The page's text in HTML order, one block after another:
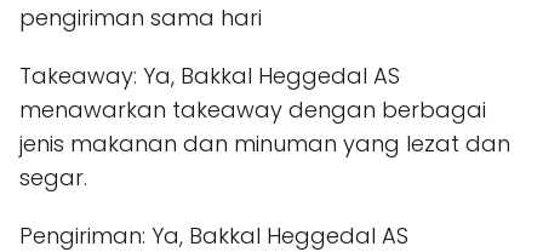
pengiriman sama hari
Takeaway: Ya, Bakkal Heggedal AS
menawarkan takeaway dengan berbagai
jenis makanan dan minuman yang lezat dan
segar.
Pengiriman: Ya, Bakkal Heggedal AS